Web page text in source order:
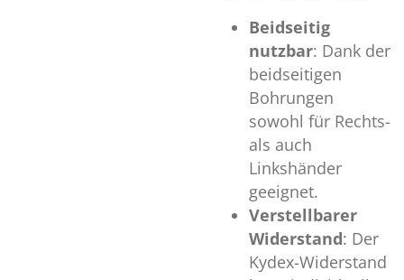
Beidseitig
nutzbar: Dank der
beidseitigen
Bohrungen
sowohl für Rechts-
als auch
Linkshänder
geeignet.
Verstellbarer
Widerstand: Der
Kydex-Widerstand